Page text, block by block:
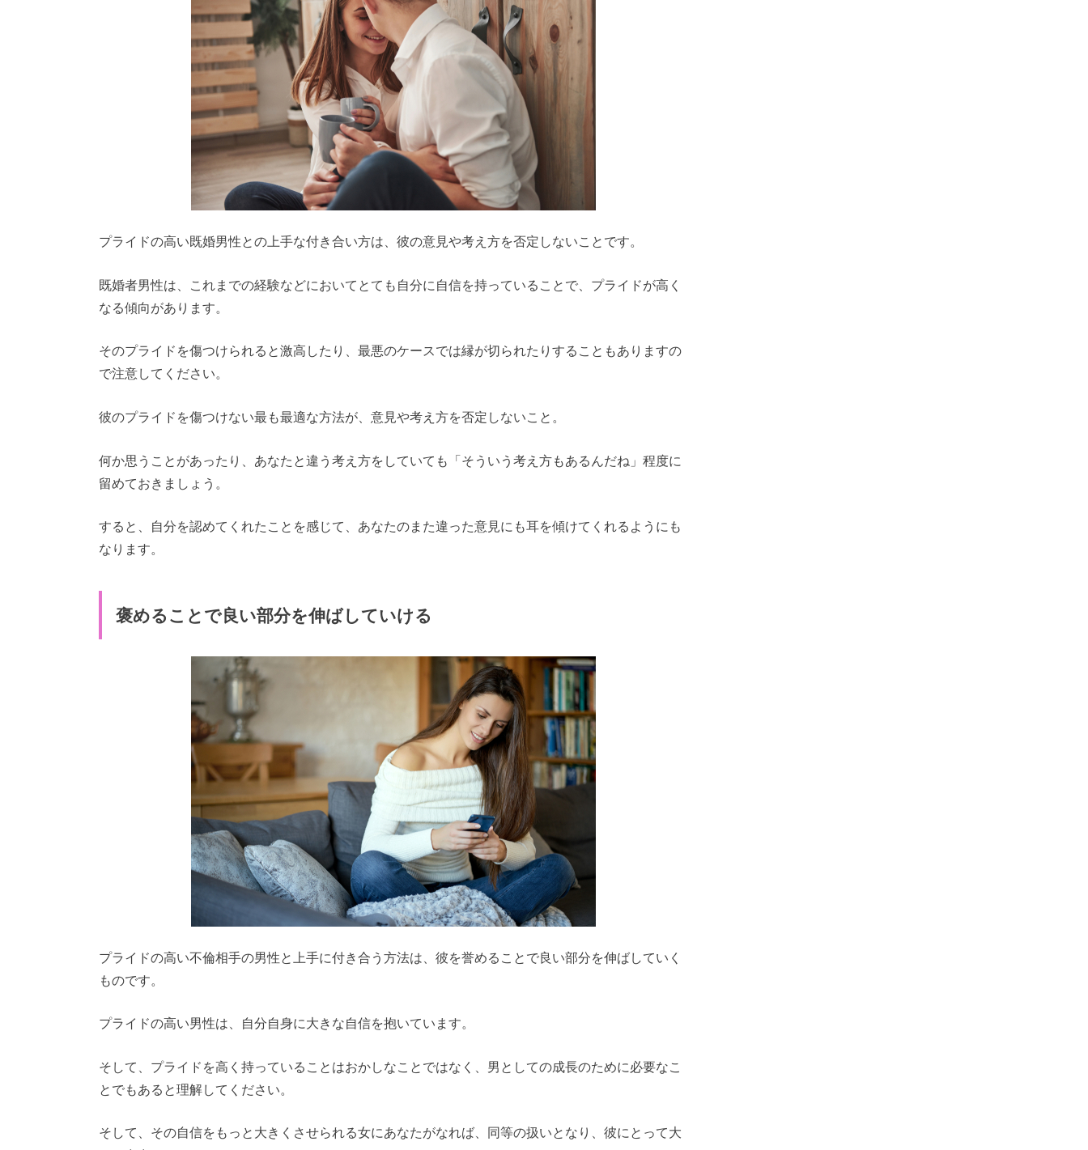
プライドの高い既婚男性との上手な付き合い方は、彼の意見や考え方を否定しないことです。
既婚者男性は、これまでの経験などにおいてとても自分に自信を持っていることで、プライドが高く
なる傾向があります。
そのプライドを傷つけられると激高したり、最悪のケースでは縁が切られたりすることもありますの
で注意してください。
彼のプライドを傷つけない最も最適な方法が、意見や考え方を否定しないこと。
何か思うことがあったり、あなたと違う考え方をしていても「そういう考え方もあるんだね」程度に
留めておきましょう。
すると、自分を認めてくれたことを感じて、あなたのまた違った意見にも耳を傾けてくれるようにも
なります。
褒めることで良い部分を伸ばしていける
プライドの高い不倫相手の男性と上手に付き合う方法は、彼を誉めることで良い部分を伸ばしていく
ものです。
プライドの高い男性は、自分自身に大きな自信を抱いています。
そして、プライドを高く持っていることはおかしなことではなく、男としての成長のために必要なこ
とでもあると理解してください。
そして、その自信をもっと大きくさせられる女にあなたがなれば、同等の扱いとなり、彼にとって大